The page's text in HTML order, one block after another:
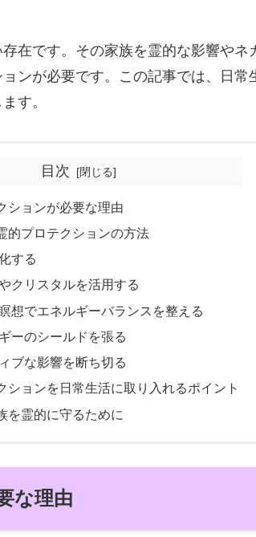
在です。その家族を霊的な影響やネ
ンが必要です。この記事では、日常
す。
目次
ションが必要な理由
的プロテクションの方法
する
クリスタルを活用する
想でエネルギーバランスを整える
ーのシールドを張る
ブな影響を断ち切る
ションを日常生活に取り入れるポイント
を霊的に守るために
な理由